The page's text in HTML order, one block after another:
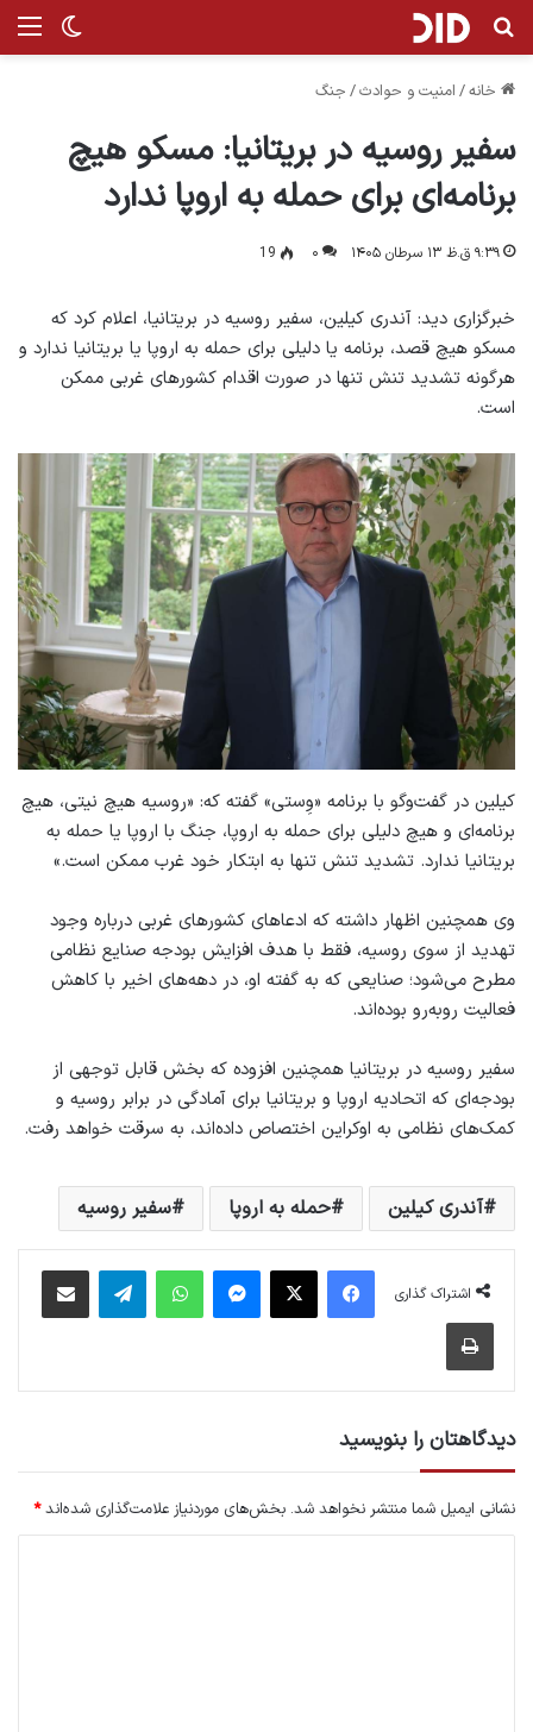
تغییر جستجو برای
خانه/ امنیت و حوادث/ جنگ
سفیر روسیه در بریتانیا: مسکو هیچ
برنامه‌ای برای حمله به اروپا ندارد
۹:۳۹ ق.ظ ۱۳ سرطان ۱۴۰۵ ۰ 19
خبرگزاری دید: آندری کیلین، سفیر روسیه در بریتانیا، اعلام کرد که
مسکو هیچ قصد، برنامه یا دلیلی برای حمله به اروپا یا بریتانیا ندارد و
هرگونه تشدید تنش تنها در صورت اقدام کشورهای غربی ممکن
است.
کیلین در گفت‌وگو با برنامه «وِستی» گفته‌ که: «روسیه هیچ نیتی، هیچ
برنامه‌ای و هیچ دلیلی برای حمله به اروپا، جنگ با اروپا یا حمله به
بریتانیا ندارد. تشدید تنش تنها به ابتکار خود غرب ممکن است.»
وی همچنین اظهار داشته که ادعاهای کشورهای غربی درباره وجود
تهدید از سوی روسیه، فقط با هدف افزایش بودجه صنایع نظامی
مطرح می‌شود؛ صنایعی که به گفته او، در دهه‌های اخیر با کاهش
فعالیت روبه‌رو بوده‌اند.
سفیر روسیه در بریتانیا همچنین افزوده که بخش قابل توجهی از
بودجه‌ای که اتحادیه اروپا و بریتانیا برای آمادگی در برابر روسیه و
کمک‌های نظامی به اوکراین اختصاص داده‌اند، به سرقت خواهد رفت.
آندری کیلین حمله به اروپا سفیر روسیه
اشتراک گذاری
فیس بوک X پیام رسان واتس آپ تلگرام اشتراک گذاری از طریق ایمیل
چاپ
دیدگاهتان را بنویسید
نشانی ایمیل شما منتشر نخواهد شد. بخش‌های موردنیاز علامت‌گذاری شده‌اند*